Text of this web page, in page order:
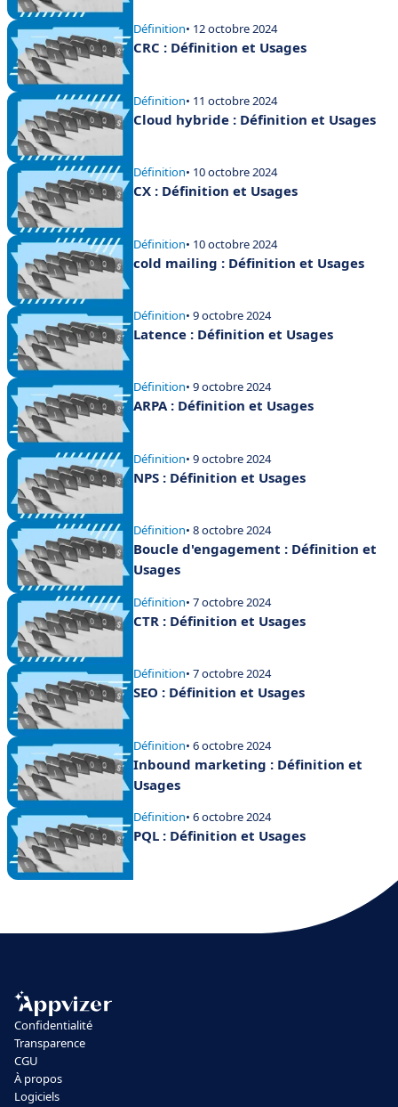
Définition• 12 octobre 2024
CRC : Définition et Usages
Définition• 11 octobre 2024
Cloud hybride : Définition et Usages
Définition• 10 octobre 2024
CX : Définition et Usages
Définition• 10 octobre 2024
cold mailing : Définition et Usages
Définition• 9 octobre 2024
Latence : Définition et Usages
Définition• 9 octobre 2024
ARPA : Définition et Usages
Définition• 9 octobre 2024
NPS : Définition et Usages
Définition• 8 octobre 2024
Boucle d'engagement : Définition et
Usages
Définition• 7 octobre 2024
CTR : Définition et Usages
Définition• 7 octobre 2024
SEO : Définition et Usages
Définition• 6 octobre 2024
Inbound marketing : Définition et
Usages
Définition• 6 octobre 2024
PQL : Définition et Usages
Confidentialité
Transparence
CGU
À propos
Logiciels